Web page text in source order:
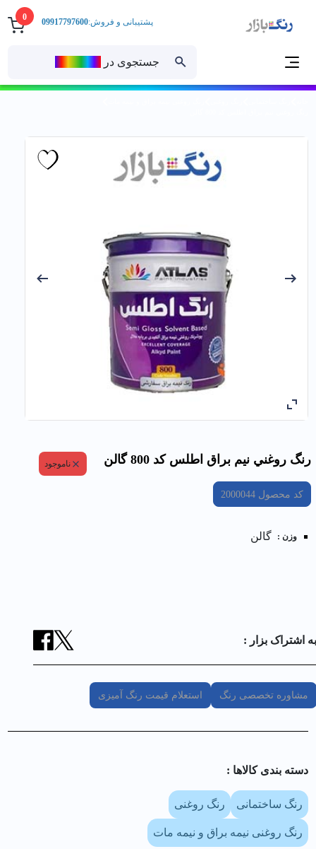
0
جستجوی در
پشتیبانی و فروش:09917797600
رنگ روغني نيم براق اطلس کد 800 گالن ناموجود
کد محصول2000044
وزن : گالن
به اشتراک بزار :
مشاوره تخصصی رنگ استعلام قیمت رنگ آمیزی
دسته بندی کالا‌ها :
رنگ ساختمانی رنگ روغنی
رنگ روغنی نیمه براق و نیمه مات